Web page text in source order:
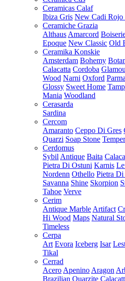
Ceramicas Calaf
Ibiza Gris New Cadi Rojo
Ceramiche Grazia
Althaus Amarcord
Epoque New Classic Old
Ceramika Konskie
Amsterdam Bohemy
Calacatta Cordoba
Wood Narni Oxford Parma
Glossy Sweet Home
Mania Woodland
Cerasarda
Sardina
Cercom
Amaranto Ceppo Di Gres
Quarzi Soap Stone Temper
Cerdomus
Sybil Antique Baita
Pietra Di Ostuni Karnis
Nordenn Othello Pietra Di
Savanna Shine Skorpion
Tahoe Verve
Cerim
Antique Marble Artifact
Hi Wood Maps Natural
Timeless
Cerpa
Art Evora Iceberg Isar
Tikal
Cerrad
Acero Apenino Aragon
Brazilian Quarzite